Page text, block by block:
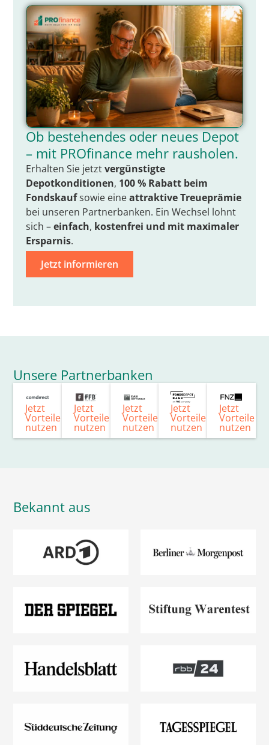
Ob bestehendes oder neues Depot
– mit PROfinance mehr rausholen.
Erhalten Sie jetztvergünstigte
Depotkonditionen, 100 % Rabatt beim
Fondskaufsowie eineattraktive Treueprämie
bei unseren Partnerbanken. Ein Wechsel lohnt
sich –einfach, kostenfrei und mit maximaler
Ersparnis.
Jetzt informieren
Unsere Partnerbanken
Jetzt
Vorteile
nutzen
Jetzt
Vorteile
nutzen
Jetzt
Vorteile
nutzen
Jetzt
Vorteile
nutzen
Jetzt
Vorteile
nutzen
Bekannt aus